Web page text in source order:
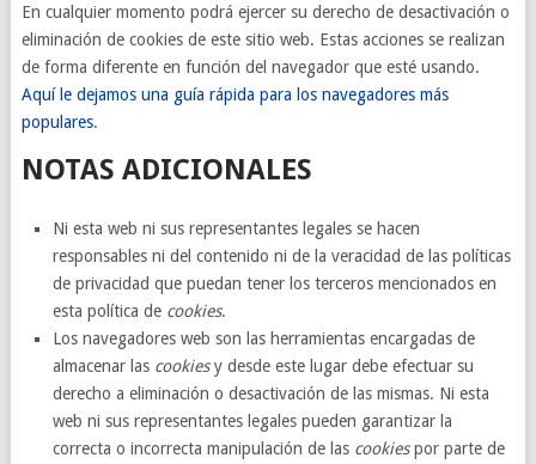
En cualquier momento podrá ejercer su derecho de desactivación o
eliminación de cookies de este sitio web. Estas acciones se realizan
de forma diferente en función del navegador que esté usando.
Aquí le dejamos una guía rápida para los navegadores más
populares.
NOTAS ADICIONALES
Ni esta web ni sus representantes legales se hacen
responsables ni del contenido ni de la veracidad de las políticas
de privacidad que puedan tener los terceros mencionados en
esta política de cookies.
Los navegadores web son las herramientas encargadas de
almacenar las cookiesy desde este lugar debe efectuar su
derecho a eliminación o desactivación de las mismas. Ni esta
web ni sus representantes legales pueden garantizar la
correcta o incorrecta manipulación de las cookiespor parte de